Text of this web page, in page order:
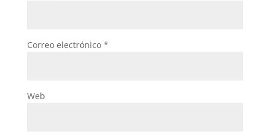
Correo electrónico *
Web